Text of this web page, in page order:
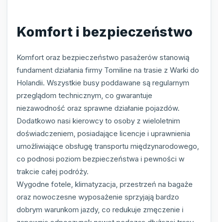
Komfort i bezpieczeństwo
Komfort oraz bezpieczeństwo pasażerów stanowią
fundament działania firmy Tomiline na trasie z Warki do
Holandii. Wszystkie busy poddawane są regularnym
przeglądom technicznym, co gwarantuje
niezawodność oraz sprawne działanie pojazdów.
Dodatkowo nasi kierowcy to osoby z wieloletnim
doświadczeniem, posiadające licencje i uprawnienia
umożliwiające obsługę transportu międzynarodowego,
co podnosi poziom bezpieczeństwa i pewności w
trakcie całej podróży.
Wygodne fotele, klimatyzacja, przestrzeń na bagaże
oraz nowoczesne wyposażenie sprzyjają bardzo
dobrym warunkom jazdy, co redukuje zmęczenie i